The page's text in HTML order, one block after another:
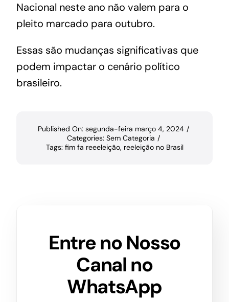
Nacional neste ano não valem para o
pleito marcado para outubro.
Essas são mudanças significativas que
podem impactar o cenário político
brasileiro.
Published On: segunda-feira março 4, 2024 /
Categories: Sem Categoria /
Tags: fim fa reeeleição, reeleição no Brasil
Entre no Nosso
Canal no
WhatsApp